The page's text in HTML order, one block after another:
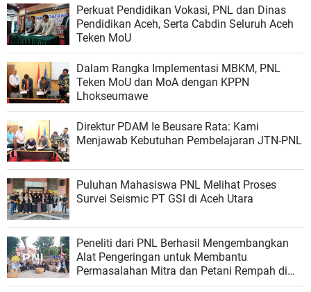
Perkuat Pendidikan Vokasi, PNL dan Dinas
Pendidikan Aceh, Serta Cabdin Seluruh Aceh
Teken MoU
Dalam Rangka Implementasi MBKM, PNL
Teken MoU dan MoA dengan KPPN
Lhokseumawe
Direktur PDAM Ie Beusare Rata: Kami
Menjawab Kebutuhan Pembelajaran JTN-PNL
Puluhan Mahasiswa PNL Melihat Proses
Survei Seismic PT GSI di Aceh Utara
Peneliti dari PNL Berhasil Mengembangkan
Alat Pengeringan untuk Membantu
Permasalahan Mitra dan Petani Rempah di
Aceh